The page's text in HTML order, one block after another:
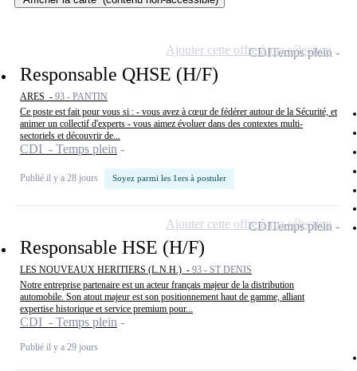
Responsable QHSE (H/F)
ARES - 93 - PANTIN
Ce poste est fait pour vous si : - vous avez à cœur de fédérer autour de la Sécurité, et
animer un collectif d'experts - vous aimez évoluer dans des contextes multi-
sectoriels et découvrir de...
CDI - Temps plein
Publié il y a 28 jours Soyez parmi les 1ers à postuler
CDITemps plein
Ajouter cette offre à ma sélection
Responsable HSE (H/F)
LES NOUVEAUX HERITIERS (L.N.H.) - 93 - ST DENIS
Notre entreprise partenaire est un acteur français majeur de la distribution
automobile. Son atout majeur est son positionnement haut de gamme, alliant
expertise historique et service premium pour...
CDI - Temps plein
Publié il y a 29 jours
CDITemps plein
Ajouter cette offre à ma sélection